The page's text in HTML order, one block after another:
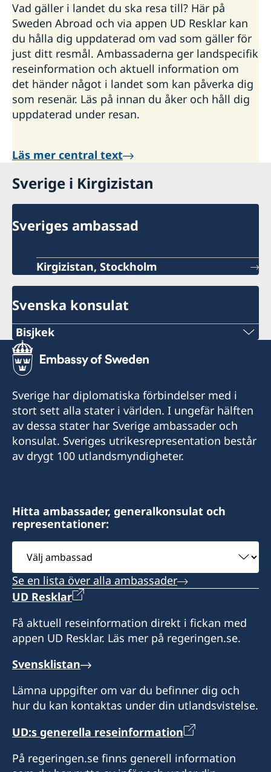
Vad gäller i landet du ska resa till? Här på
Sweden Abroad och via appen UD Resklar kan
du hålla dig uppdaterad om vad som gäller för
just ditt resmål. Ambassaderna ger landspecifik
reseinformation och aktuell information om
det händer något i landet som kan påverka dig
som resenär. Läs på innan du åker och håll dig
uppdaterad under resan.
Läs mer central text
Sverige i Kirgizistan
Sveriges ambassad
Kirgizistan, Stockholm
Svenska konsulat
Bisjkek
Tel.
+996 312 627010; 627008
Mobile
+996 775 583002
E-mail
E-mail (alternative)
Honorärkonsul
Nourlan U Mamyrov
Assistent
Cholpon Temirova
Sverige har diplomatiska förbindelser med i
stort sett alla stater i världen. I ungefär hälften
av dessa stater har Sverige ambassader och
konsulat. Sveriges utrikesrepresentation består
av drygt 100 utlandsmyndigheter.
Hitta ambassader, generalkonsulat och
representationer:
Välj
ambassad
Se en lista över alla ambassader
UD Resklar
Få aktuell reseinformation direkt i fickan med
appen UD Resklar. Läs mer på regeringen.se.
Svensklistan
Lämna uppgifter om var du befinner dig och
hur du kan kontaktas under din utlandsvistelse.
UD:s generella reseinformation
På regeringen.se finns generell information